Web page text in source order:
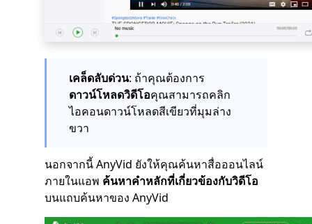
เคล็ดลับด่วน: ถ้าคุณต้องการ
ดาวน์โหลดวิดีโอคุณสามารถคลิก
ไอคอนดาวน์โหลดสีเขียวที่มุมล่าง
ขวา
นอกจากนี้ AnyVid ยังให้คุณค้นหาสื่อออนไลน์
ภายในแอพ ค้นหาคำหลักที่เกี่ยวข้องกับวิดีโอ
บนแถบค้นหาของ AnyVid